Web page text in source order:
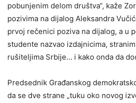
pobunjenim delom društva“, kaže
pozivima na dijalog Aleksandra
prvoj rečenici poziva na dijalog, a u
studente nazvao izdajnicima,
rušiteljima Srbije… i kako onda da
Predsednik Građanskog
da se dve strane „tuku oko novog